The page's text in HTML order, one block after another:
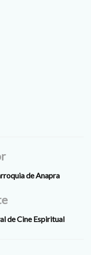
de Anapra
de Cine Espiritual